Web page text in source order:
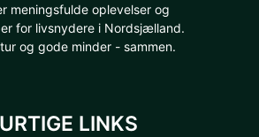
meningsfulde oplevelser og
for livsnydere i Nordsjælland.
og gode minder - sammen.
LINKS